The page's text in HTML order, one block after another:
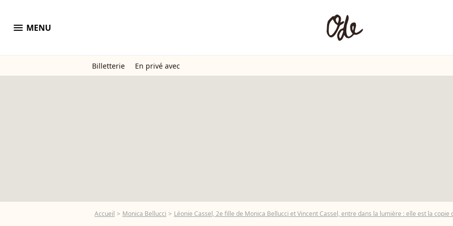
menu MENU
Billetterie En privé avec
Accueil Monica Bellucci Léonie Cassel, 2e fille de Monica Bellucci et Vincent Cassel, entre dans la lumière : elle est la